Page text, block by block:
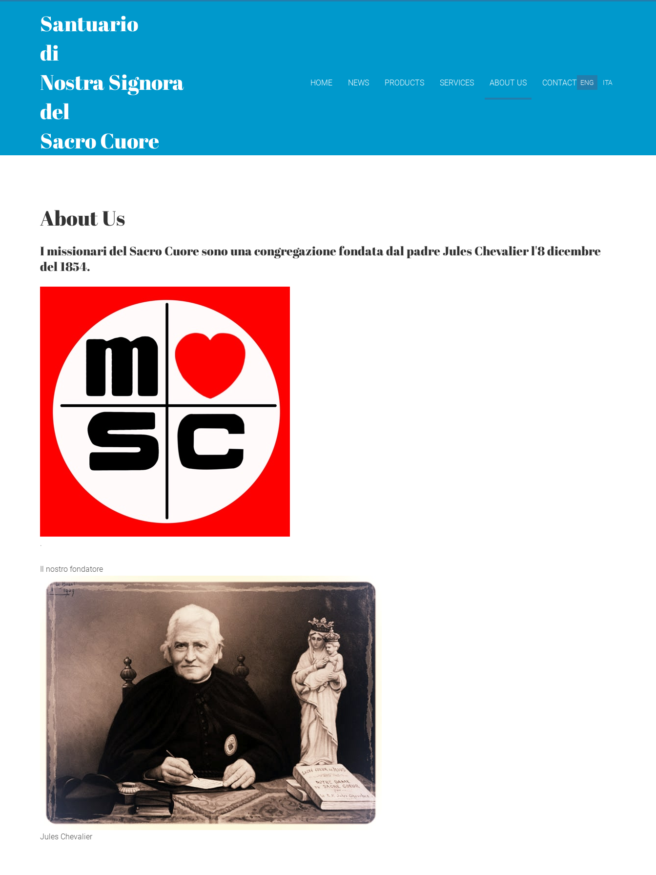
Santuario
di
Nostra Signora
del
Sacro Cuore
HOME NEWS PRODUCTS SERVICES ABOUT US CONTACT ENG ITA
About Us
I missionari del Sacro Cuore sono una congregazione fondata dal padre Jules Chevalier l'8 dicembre
del 1854.
.
Il nostro fondatore
Jules Chevalier